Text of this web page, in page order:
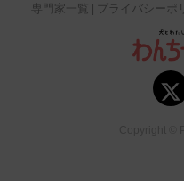
専門家一覧
プライバシーポ